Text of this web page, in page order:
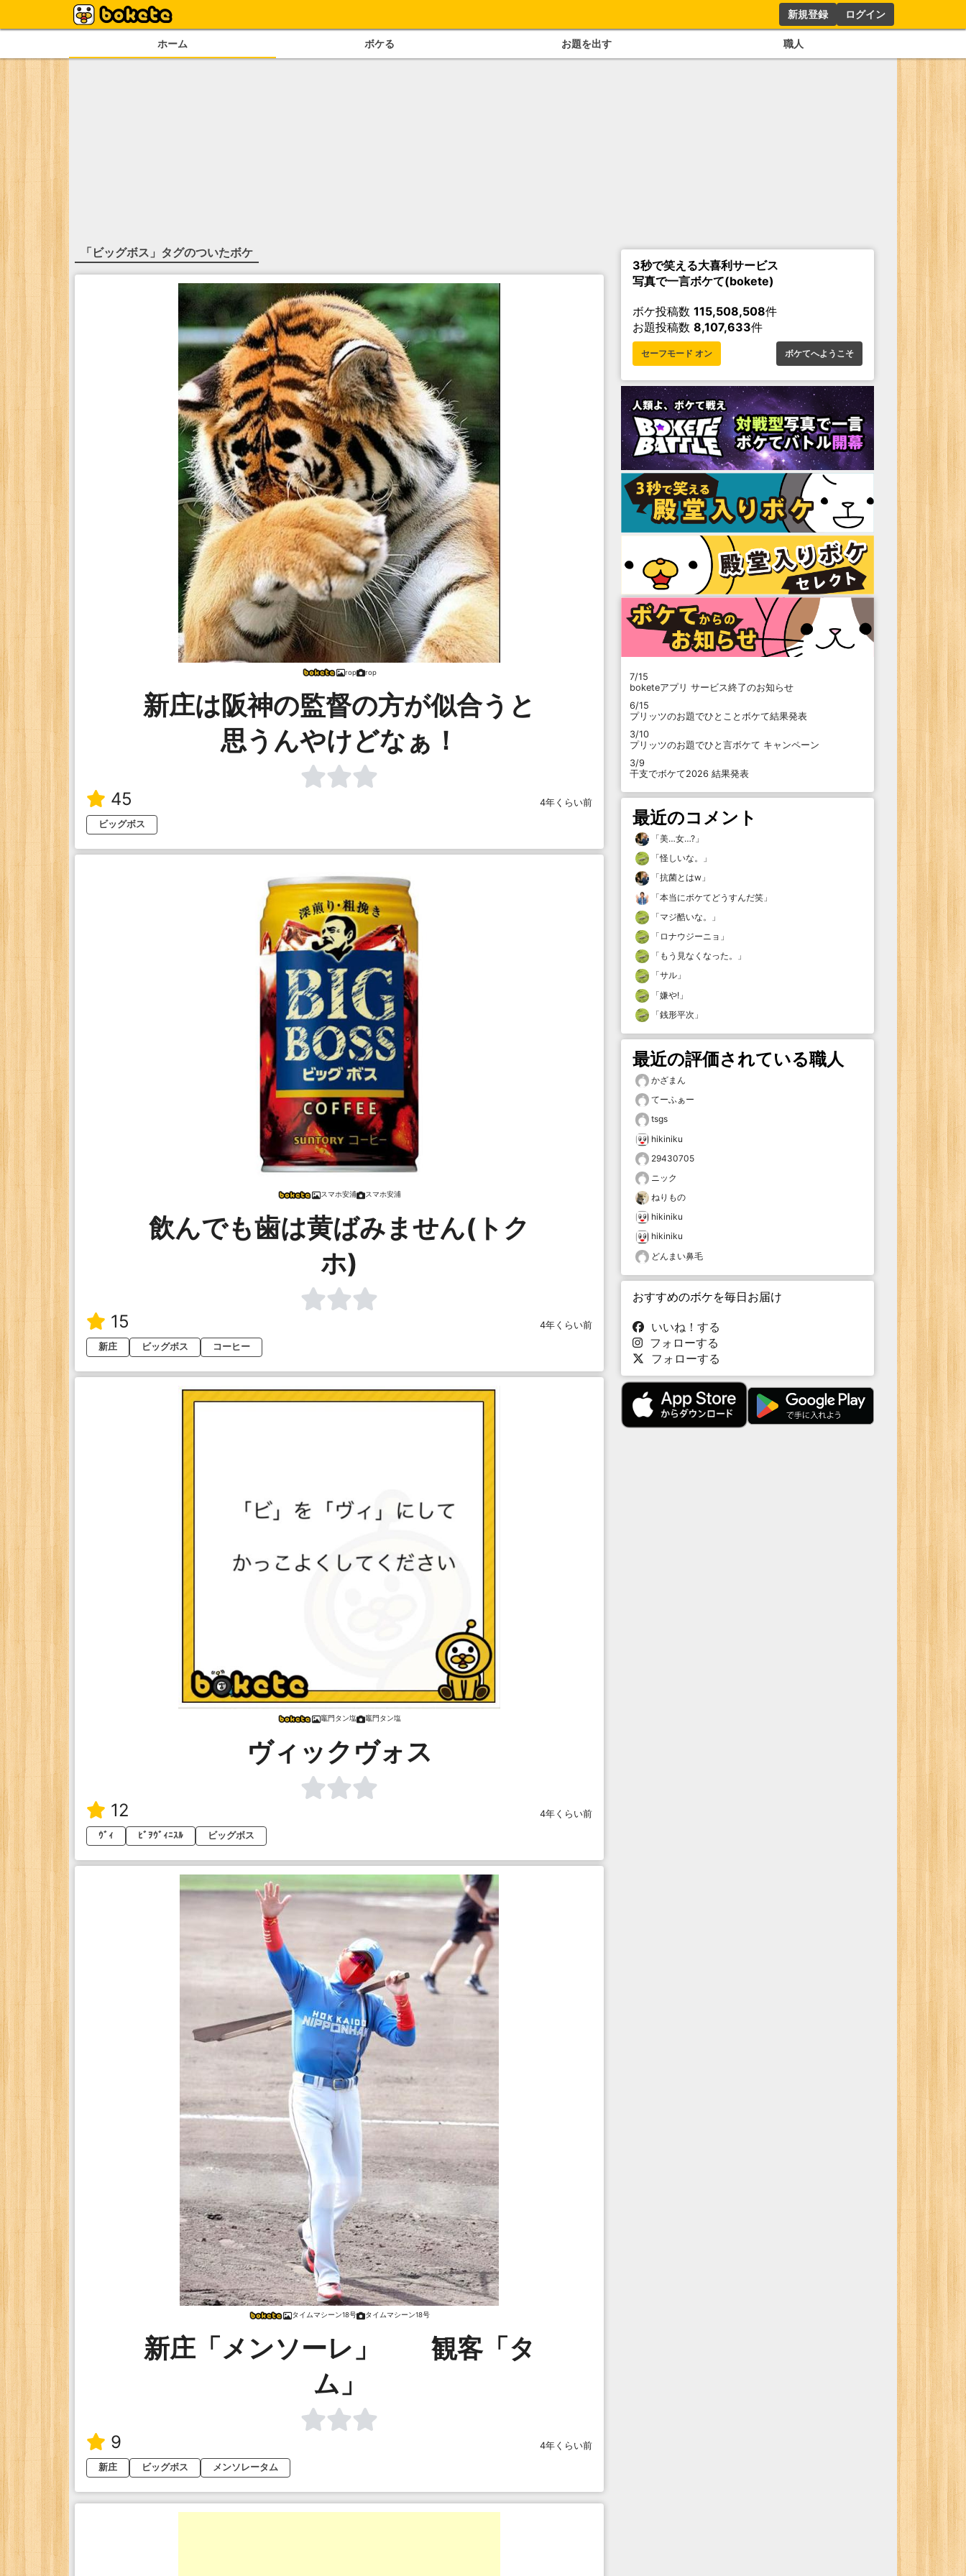
新規登録 ログイン
ホーム ボケる お題を出す 職人
「 ビッグボス 」タグのついたボケ
rop rop
新庄は阪神の監督の方が似合うと
思うんやけどなぁ！
45
4年くらい前
ビッグボス
スマホ安浦 スマホ安浦
飲んでも歯は黄ばみません(トク
ホ)
15
4年くらい前
新庄
ビッグボス コーヒー
竈門タン塩 竈門タン塩
ヴィックヴォス
12
4年くらい前
ｳﾞｨ
ﾋﾞｦｳﾞｨﾆｽﾙ ビッグボス
タイムマシーン18号 タイムマシーン18号
新庄「メンソーレ」 観客「タ
ム」
9
4年くらい前
新庄
ビッグボス メンソレータム
3秒で笑える大喜利サービス
写真で一言ボケて(bokete)
ボケ投稿数 115,508,508件
お題投稿数 8,107,633件
セーフモード オン ボケてへようこそ
7/15
boketeアプリ サービス終了のお知らせ
6/15
プリッツのお題でひとことボケて結果発表
3/10
プリッツのお題でひと言ボケて キャンペーン
3/9
干支でボケて2026 結果発表
最近のコメント
「美…女…? 」
「怪しいな。
」
「抗菌とはw 」
「本当にボケてどうすんだ笑 」
「マジ酷いな。
」
「 ロナウジーニョ 」
「 もう見なくなった。
」
「サル 」
「嫌や! 」
「銭形平次 」
最近の評価されている職人
かざまん
てーふぁー
tsgs
hikiniku
29430705
ニック
ねりもの
hikiniku
hikiniku
どんまい鼻毛
おすすめのボケを毎日お届け
いいね！する
フォローする
フォローする